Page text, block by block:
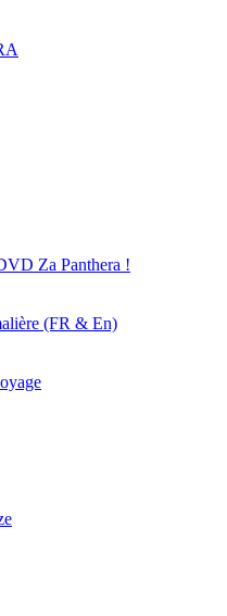
Za Panthera !
(FR & En)